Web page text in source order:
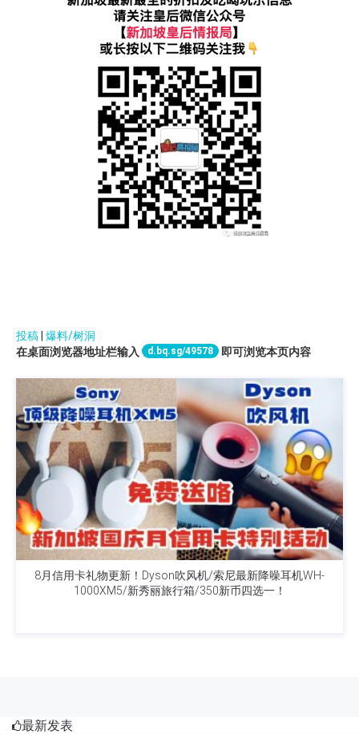
投稿 爆料/树洞
在桌面浏览器地址栏输入
d.bq.sg/49578 即可浏览本页内容
8月信用卡礼物更新！Dyson吹风机/索尼最新降噪耳机WH-
1000XM5/新秀丽旅行箱/350新币四选一！
最新发表